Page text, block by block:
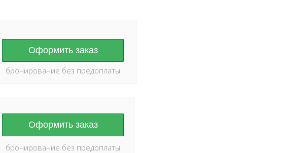
Оформить заказ
бронирование без предоплаты
Оформить заказ
бронирование без предоплаты